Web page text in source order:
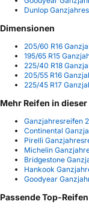
Dunlop
Dimensionen
205/60 R16
195/65 R15
225/40 R18
205/55 R16
225/45 R17
Mehr Reifen in
Ganzjahresreifen
Continental
Pirelli
Michelin
Bridgestone
Hankook
Goodyear
Passende Top-Reifen